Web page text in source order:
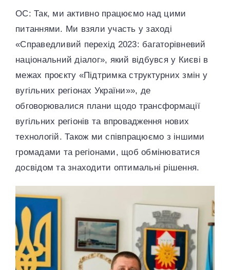
ОС: Так, ми активно працюємо над цими
питаннями. Ми взяли участь у заході
«Справедливий перехід 2023: багаторівневий
національний діалог», який відбувся у Києві в
межах проєкту «Підтримка структурних змін у
вугільних регіонах України»», де
обговорювалися плани щодо трансформації
вугільних регіонів та впровадження нових
технологій. Також ми співпрацюємо з іншими
громадами та регіонами, щоб обмінюватися
досвідом та знаходити оптимальні рішення.